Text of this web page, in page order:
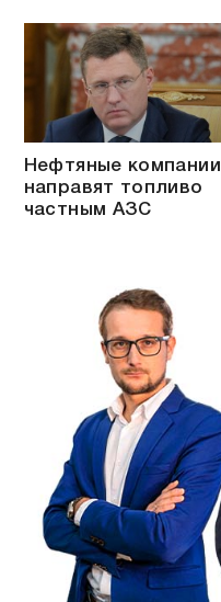
Нефтяные компании
направят топливо
частным АЗС